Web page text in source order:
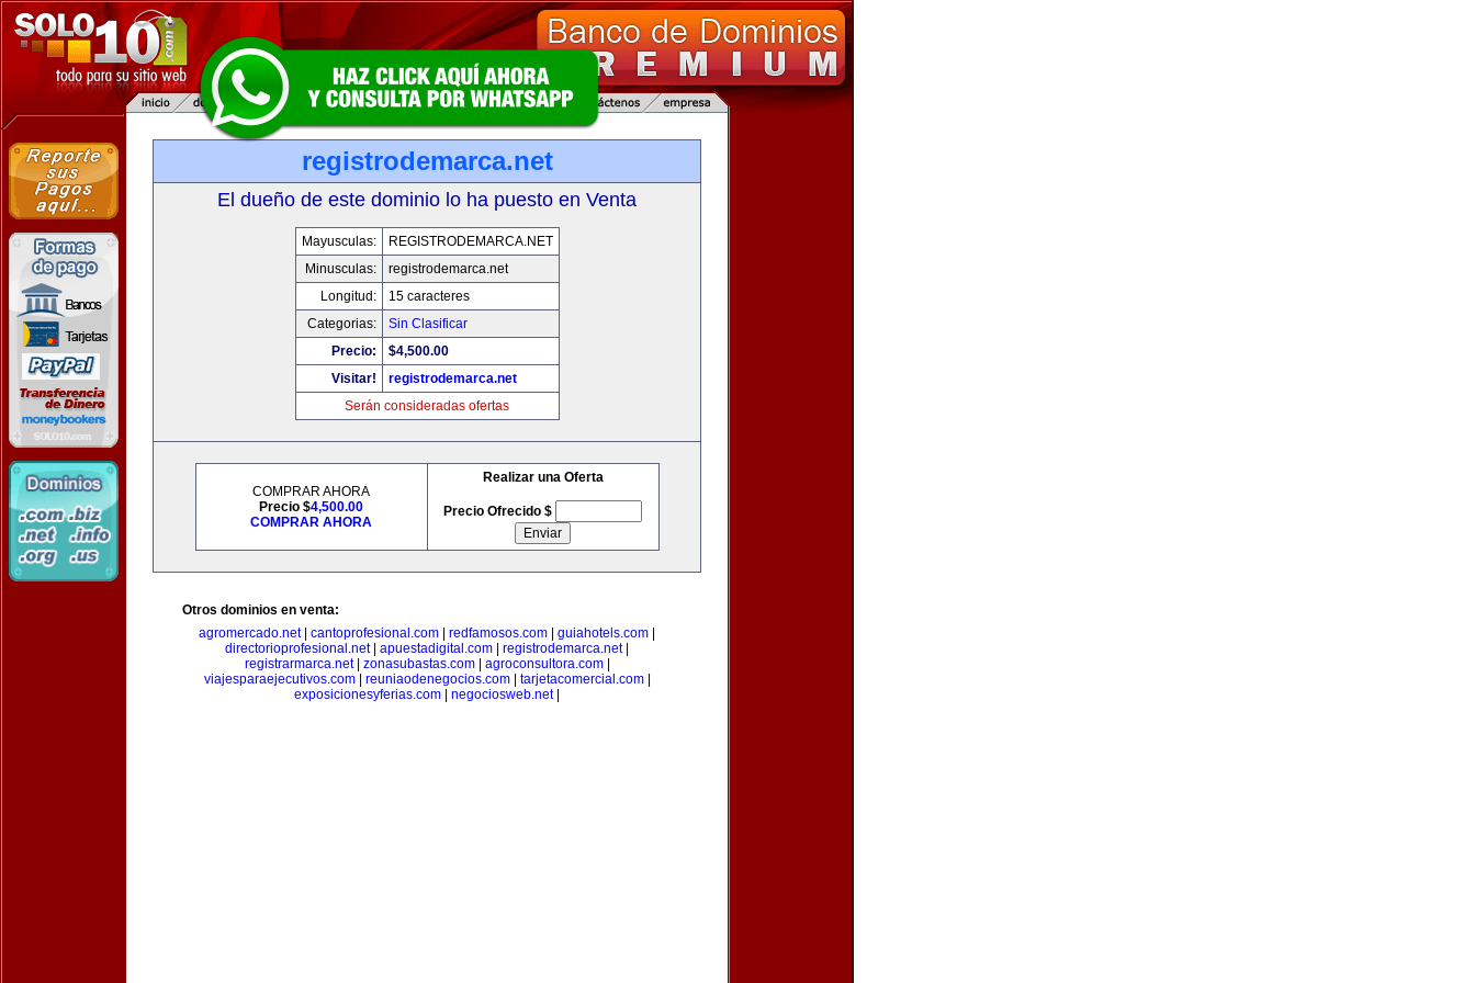
registrodemarca.net
El dueño de este dominio lo ha puesto en Venta
Mayusculas:
REGISTRODEMARCA.NET
Minusculas:
registrodemarca.net
Longitud:
15 caracteres
Categorias:
Sin Clasificar
Precio:
$4,500.00
Visitar!
registrodemarca.net
Serán consideradas ofertas
COMPRAR AHORA
Precio $4,500.00
COMPRAR AHORA
Realizar una Oferta
Precio Ofrecido $
Otros dominios en venta:
agromercado.net| cantoprofesional.com redfamosos.com guiahotels.com
directorioprofesional.net| apuestadigital.com registrodemarca.net|
registrarmarca.net| zonasubastas.com| agroconsultora.com|
viajesparaejecutivos.com| reuniaodenegocios.com| tarjetacomercial.com|
exposicionesyferias.com
negociosweb.net|